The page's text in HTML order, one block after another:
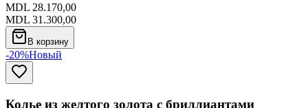
MDL 28.170,00
MDL 31.300,00
В корзину
-20%Новый
Колье из желтого золота с бриллиантами